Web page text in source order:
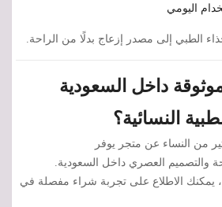
اليومي
الطبي إلى مصدر إزعاج بدلًا من الراحة.
داخل السعودية
النسائية؟
من النساء عن متجر يوفر
والتصميم العصري داخل السعودية.
، يمكنك الاطلاع على تجربة شراء مفصلة في